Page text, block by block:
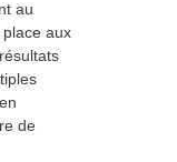
au
aux
de